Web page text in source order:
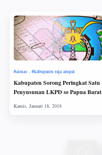
Kabupaten Sorong Peringkat Satu
Penyusunan LKPD se Papua Barat